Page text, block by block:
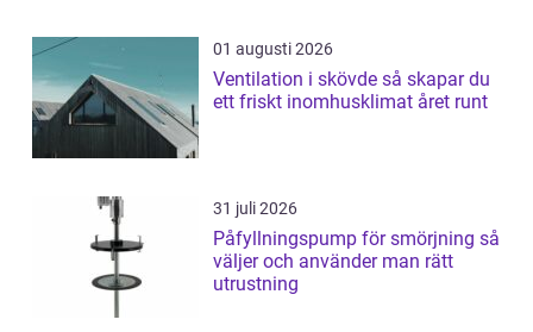
01 augusti 2026
Ventilation i skövde så skapar du
ett friskt inomhusklimat året runt
31 juli 2026
Påfyllningspump för smörjning så
väljer och använder man rätt
utrustning